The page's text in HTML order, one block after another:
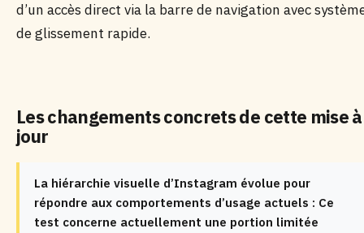
d’un accès direct via la barre de navigation avec
de glissement rapide.
Les changements concrets de cette mise à
jour
La hiérarchie visuelle d’Instagram évolue pour
répondre aux comportements d’usage actuels : Ce
test concerne actuellement une portion limitée